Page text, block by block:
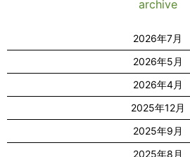
archive
2026年7月
2026年5月
2026年4月
2025年12月
2025年9月
2025年8月